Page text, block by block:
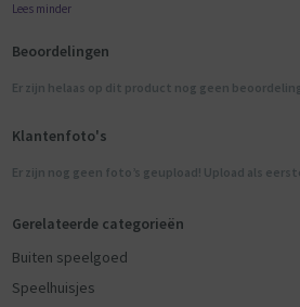
Lees minder
Beoordelingen
Er zijn helaas op dit product nog geen
Klantenfoto's
Er zijn nog geen foto’s geupload! Upload als
Gerelateerde categorieën
Buiten speelgoed
Speelhuisjes